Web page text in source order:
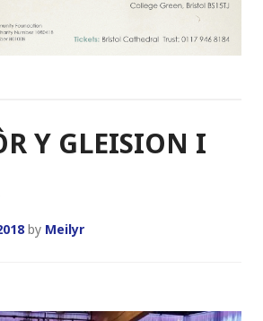
Y GLEISION I
by Meilyr